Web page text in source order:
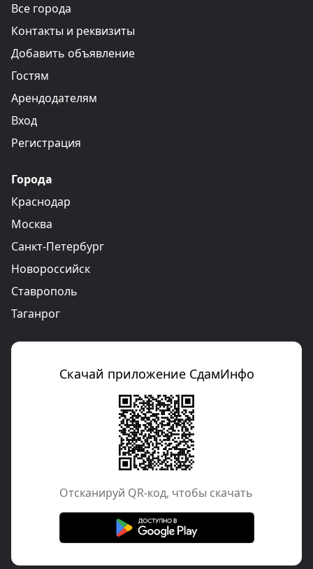
Все города
Контакты и реквизиты
Добавить объявление
Гостям
Арендодателям
Вход
Регистрация
Города
Краснодар
Москва
Санкт-Петербург
Новороссийск
Ставрополь
Таганрог
Скачай приложение СдамИнфо
Отcканируй QR-код, чтобы скачать